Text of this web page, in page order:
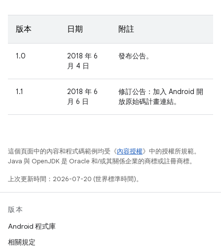
版本 日期 附註
1.0
2018 年 6
月 4 日
發布公告。
1.1
2018 年 6
月 6 日
修訂公告：加入 Android 開
放原始碼計畫連結。
這個頁面中的內容和程式碼範例均受《內容授權》中的授權所規範。
Java 與 OpenJDK 是 Oracle 和/或其關係企業的商標或註冊商標。
上次更新時間：2026-07-20 (世界標準時間)。
版本
Android 程式庫
相關規定